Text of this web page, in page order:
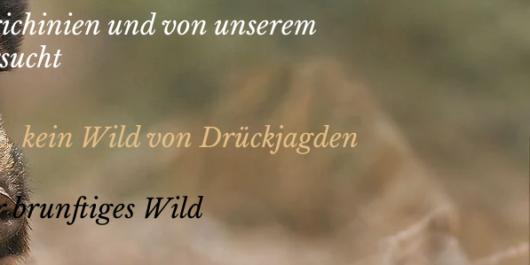
und von unserem
kein Wild von Drückjagden
brunftiges Wild